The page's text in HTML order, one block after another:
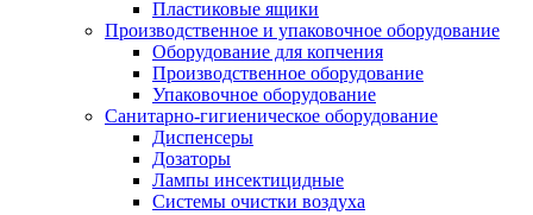
Пластиковые ящики
Производственное и упаковочное оборудование
Оборудование для копчения
Производственное оборудование
Упаковочное оборудование
Санитарно-гигиеническое оборудование
Диспенсеры
Дозаторы
Лампы инсектицидные
Системы очистки воздуха